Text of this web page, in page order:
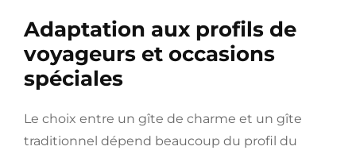
Adaptation aux profils de
voyageurs et occasions
spéciales
Le choix entre un gîte de charme et un gîte
traditionnel dépend beaucoup du profil du